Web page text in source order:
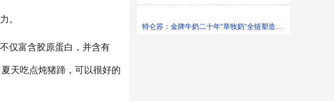
。
仅富含胶原蛋白，并含有
天吃点炖猪蹄，可以很好的
特仑苏：金牌牛奶二十年“草牧奶”全链塑造有机新矩阵